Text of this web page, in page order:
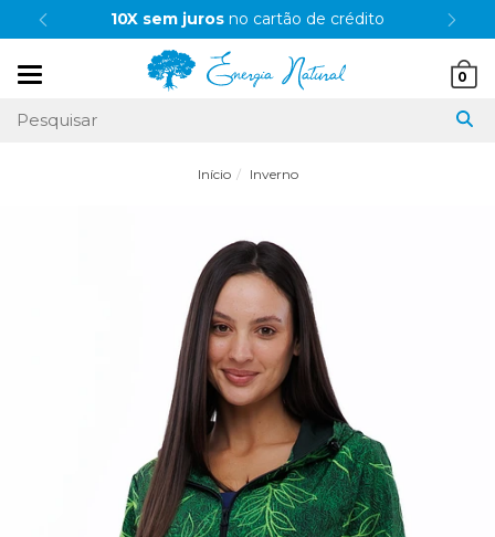
10X sem juros no cartão de crédito
0
Início Inverno